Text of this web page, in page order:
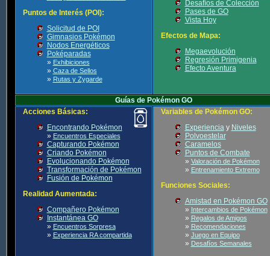
Puntos de Interés (POI):
Solicitud de POI
Gimnasios Pokémon
Nodos Energéticos
Poképaradas
» Exhibiciones
» Caza de Sellos
» Rutas y Zygarde
Desafíos de Colección
Pases de GO
Vista Hoy
Efectos de Mapa:
Megaevolución
Regresión Primigenia
Efecto Aventura
Guías de Pokémon GO
Acciones Básicas:
Encontrando Pokémon
» Encuentros Especiales
Capturando Pokémon
Criando Pokémon
Evolucionando Pokémon
Transformación de Pokémon
Fusión de Pokémon
Realidad Aumentada:
Compañero Pokémon
Instantánea GO
» Encuentros Sorpresa
» Experiencia RA compartida
Variables de Pokémon GO:
Experienciay Niveles
Polvoestelar
Caramelos
Puntos de Combate
» Valoración de Pokémon
» Entrenamiento Extremo
Funciones Sociales:
Amistad en Pokémon GO
» Intercambios de Pokémon
» Regalos de Amigos
» Recomendaciones
» Juego en Equipo
» Desafíos Semanales